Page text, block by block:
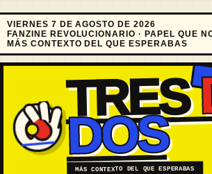
VIERNES 7 DE AGOSTO DE 2026
FANZINE REVOLUCIONARIO · PAPEL QUE
MÁS CONTEXTO DEL QUE ESPERABAS
TRES
DOS
MÁS CONTEXTO DEL QUE ESPERABAS